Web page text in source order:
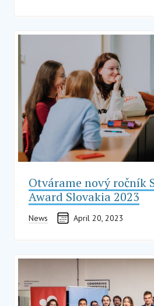
Otvárame nový ročník
Award Slovakia 2023
News April 20, 2023